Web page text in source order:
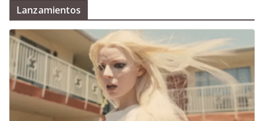
Lanzamientos